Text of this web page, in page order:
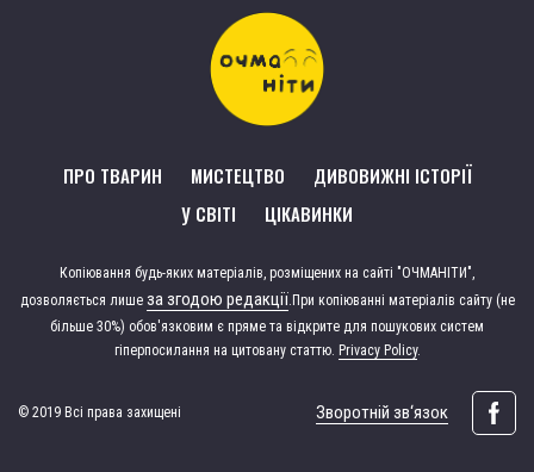
ПРО ТВАРИН МИСТЕЦТВО
ДИВОВИЖНІ ІСТОРІЇ
У СВІТІ
ЦІКАВИНКИ
Зворотній зв‘язок
Копіювання будь-яких матеріалів, розміщених на сайті "ОЧМАНІТИ",
дозволяється лише за згодою редакції При копіюванні матеріалів сайту (не
більше 30%) обов'язковим є пряме та відкрите для пошукових систем
гіперпосилання на цитовану статтю. Privacy Policy.
© 2019 Всі права захищені